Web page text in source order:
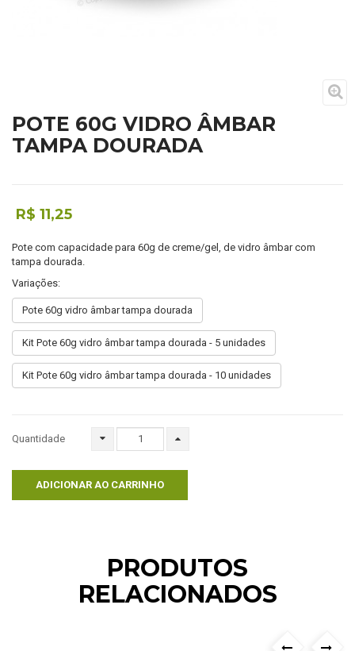
POTE 60G VIDRO ÂMBAR
TAMPA DOURADA
R$ 11,25
Pote com capacidade para 60g de creme/gel, de vidro âmbar com
tampa dourada.
Variações:
Pote 60g vidro âmbar tampa dourada
Kit Pote 60g vidro âmbar tampa dourada - 5 unidades
Kit Pote 60g vidro âmbar tampa dourada - 10 unidades
Quantidade
ADICIONAR AO CARRINHO
PRODUTOS
RELACIONADOS
‹
›